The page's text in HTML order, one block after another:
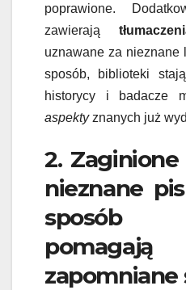
poprawione.
zawierają
uznawane za nieznane
sposób, biblioteki
historycy i badacze
aspektyznanych już
2.
nieznane
sposób
zapomniane